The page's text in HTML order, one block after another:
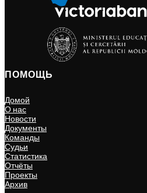
ПОМОЩЬ
Домой
О нас
Новости
Документы
Команды
Судьи
Статистика
Отчёты
Проекты
Архив